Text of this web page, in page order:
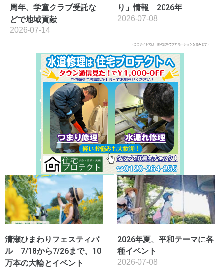
周年、学童クラブ受託な
どで地域貢献
2026-07-14
り」情報 2026年
2026-07-08
（このサイトでは一部の記事でプロモーションを含みます）
清瀬ひまわりフェスティバ
ル 7/18から7/26まで、10
万本の大輪とイベント
2026年夏、平和テーマに各
種イベント
2026-07-08